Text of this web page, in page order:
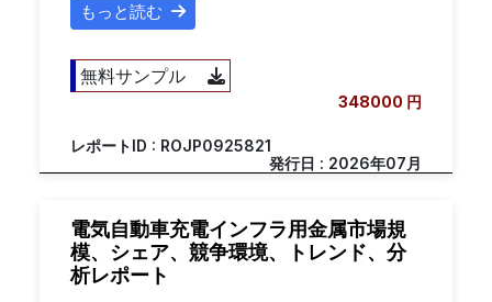
もっと読む
無料サンプル
348000 円
レポートID : ROJP0925821
発行日 : 2026年07月
電気自動車充電インフラ用金属市場規
模、シェア、競争環境、トレンド、分
析レポート